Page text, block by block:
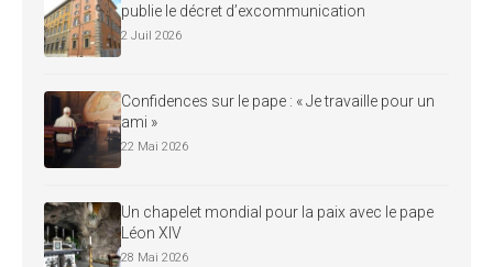
publie le décret d’excommunication
2 Juil 2026
Confidences sur le pape : « Je travaille pour un
ami »
22 Mai 2026
Un chapelet mondial pour la paix avec le pape
Léon XIV
28 Mai 2026